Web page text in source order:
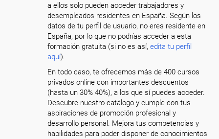
a ellos solo pueden acceder trabajadores y
desempleados residentes en España. Según los
datos de tu perfil de usuario, no eres residente en
España, por lo que no podrías acceder a esta
formación gratuita (si no es así,edita tu perfil
aquí).
En todo caso, te ofrecemos más de 400 cursos
privados online con importantes descuentos
(hasta un 30% 40%), a los que sí puedes acceder.
Descubre nuestro catálogo y cumple con tus
aspiraciones de promoción profesional y
desarrollo personal. Mejora tus competencias y
habilidades para poder disponer de conocimientos